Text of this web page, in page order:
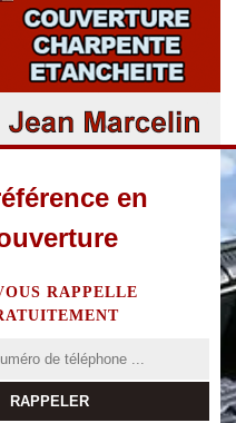
en
RAPPELLE